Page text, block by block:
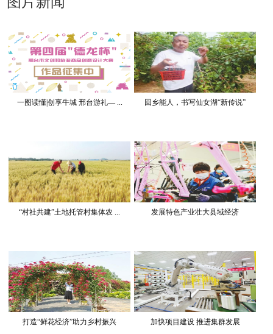
一图读懂|创享牛城 邢台游礼— ... 回乡能人，书写仙女湖“新传说”
“村社共建”土地托管村集体农 ... 发展特色产业壮大县域经济
打造“鲜花经济”助力乡村振兴 加快项目建设 推进集群发展